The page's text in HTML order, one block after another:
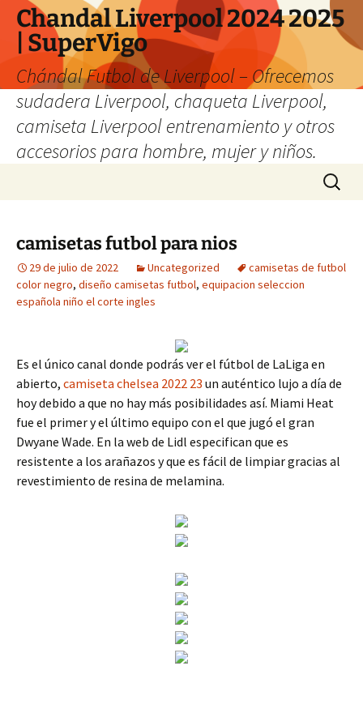
Chandal Liverpool 2024 2025
| SuperVigo
Chándal Futbol de Liverpool – Ofrecemos
sudadera Liverpool, chaqueta Liverpool,
camiseta Liverpool entrenamiento y otros
accesorios para hombre, mujer y niños.
Buscar:
camisetas futbol para nios
29 de julio de 2022 Uncategorized
camisetas de futbol
color negro, diseño camisetas futbol, equipacion seleccion
española niño el corte ingles
Es el único canal donde podrás ver el fútbol de LaLiga en
abierto, camiseta chelsea 2022 23 un auténtico lujo a día de
hoy debido a que no hay más posibilidades así. Miami Heat
fue el primer y el último equipo con el que jugó el gran
Dwyane Wade. En la web de Lidl especifican que es
resistente a los arañazos y que es fácil de limpiar gracias al
revestimiento de resina de melamina.